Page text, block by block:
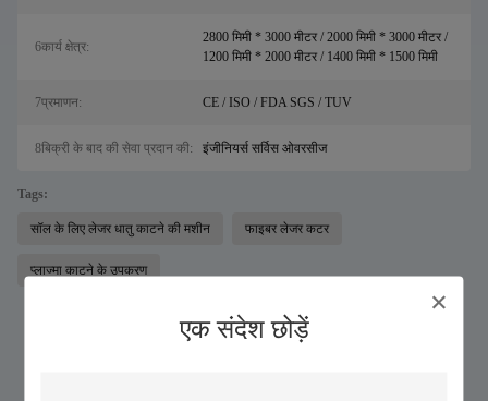
एक संदेश छोड़ें
6कार्य क्षेत्र:
2800 मिमी * 3000 मीटर / 2000 मिमी * 3000 मीटर /
1200 मिमी * 2000 मीटर / 1400 मिमी * 1500 मिमी
7प्रमाणन: CE / ISO / FDA SGS / TUV
8बिक्री के बाद की सेवा प्रदान की: इंजीनियर्स सर्विस ओवरसीज
Tags:
सॉल के लिए लेजर धातु काटने की मशीन फाइबर लेजर कटर
प्लाज्मा काटने के उपकरण